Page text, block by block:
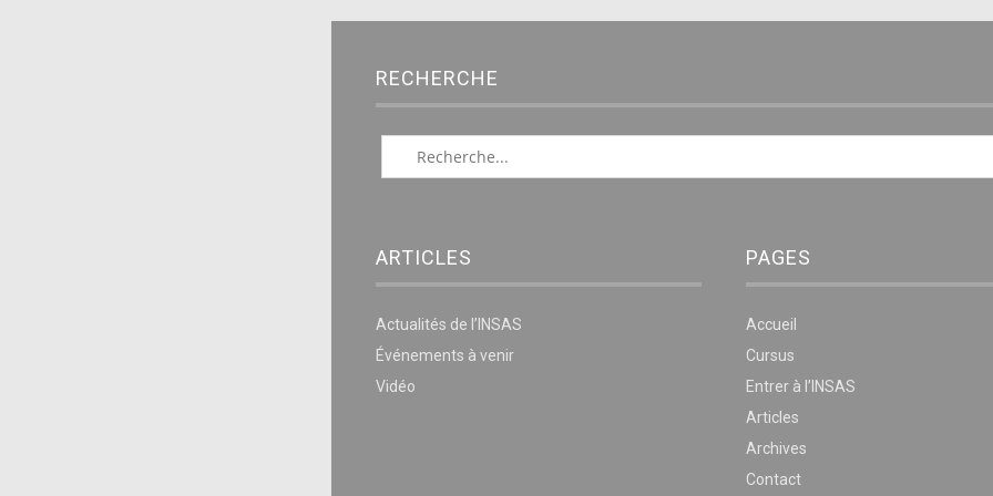
RECHERCHE
ARTICLES
Actualités de l’INSAS
Événements à venir
Vidéo
PAGES
Accueil
Cursus
Entrer à l’INSAS
Articles
Archives
Contact